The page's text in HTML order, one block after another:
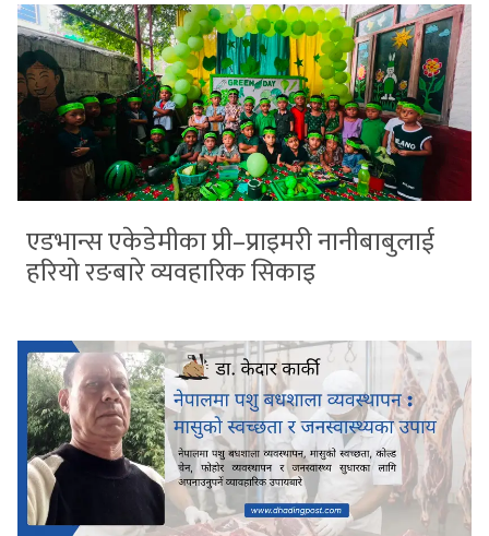
एडभान्स एकेडेमीका प्री–प्राइमरी नानीबाबुलाई
हरियो रङबारे व्यवहारिक सिकाइ